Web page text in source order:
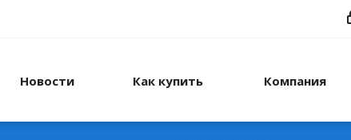
Новости Как купить Компания